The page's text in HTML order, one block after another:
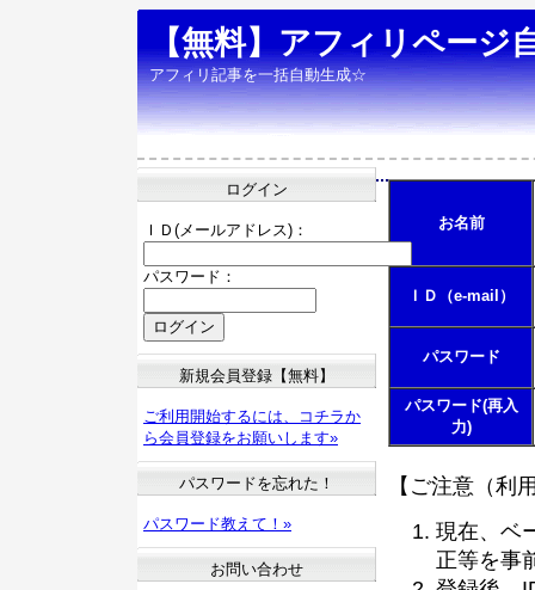
【無料】アフィリページ
アフィリ記事を一括自動生成☆
お名前
ＩＤ（e-mail）
パスワード
パスワード(再入
力)
【ご注意（利
現在、ベ
正等を事
ログイン
ＩＤ(メールアドレス)：
パスワード：
新規会員登録【無料】
ご利用開始するには、コチラか
ら会員登録をお願いします»
パスワードを忘れた！
パスワード教えて！»
お問い合わせ